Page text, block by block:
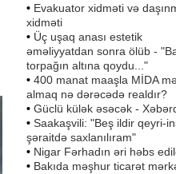
• Evakuator xidməti və
xidməti
• Üç uşaq anası estetik
əməliyyatdan sonra ölüb -
torpağın altına qoydu..."
• 400 manat maaşla MİDA
almaq nə dərəcədə realdır?
• Güclü külək əsəcək -
• Saakaşvili: "Beş ildir qeyri-
şəraitdə saxlanılıram"
• Nigar Fərhadın əri həbs
• Bakıda məşhur ticarət